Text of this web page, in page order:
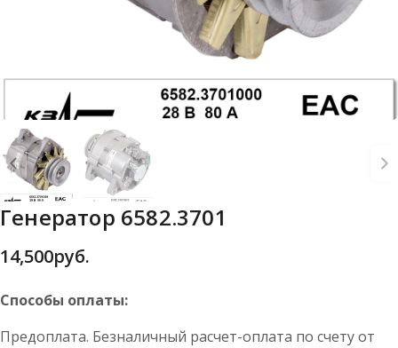
Генератор 6582.3701
14,500руб.
Способы оплаты:
Предоплата. Безналичный расчет-оплата по счету от